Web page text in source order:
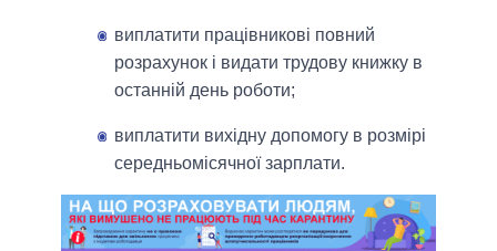
виплатити працівникові повний
розрахунок і видати трудову книжку в
останній день роботи;
виплатити вихідну допомогу в розмірі
середньомісячної зарплати.